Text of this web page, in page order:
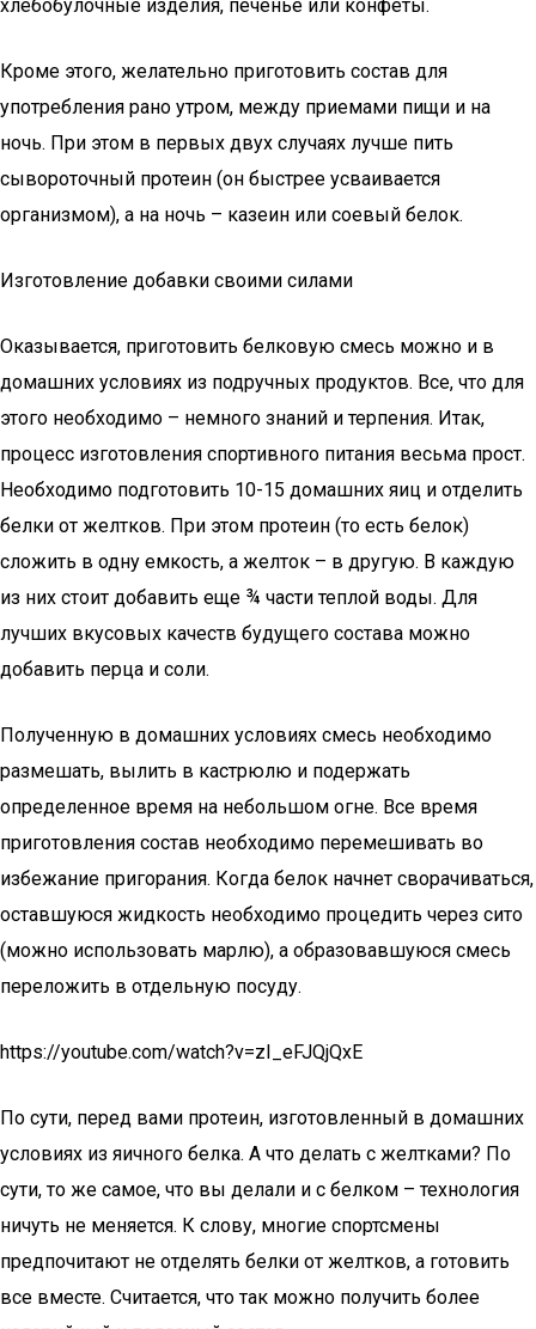
хлебобулочные изделия, печенье или конфеты.
Кроме этого, желательно приготовить состав для
употребления рано утром, между приемами пищи и на
ночь. При этом в первых двух случаях лучше пить
сывороточный протеин (он быстрее усваивается
организмом), а на ночь – казеин или соевый белок.
Изготовление добавки своими силами
Оказывается, приготовить белковую смесь можно и в
домашних условиях из подручных продуктов. Все, что для
этого необходимо – немного знаний и терпения. Итак,
процесс изготовления спортивного питания весьма прост.
Необходимо подготовить 10-15 домашних яиц и отделить
белки от желтков. При этом протеин (то есть белок)
сложить в одну емкость, а желток – в другую. В каждую
из них стоит добавить еще ¾ части теплой воды. Для
лучших вкусовых качеств будущего состава можно
добавить перца и соли.
Полученную в домашних условиях смесь необходимо
размешать, вылить в кастрюлю и подержать
определенное время на небольшом огне. Все время
приготовления состав необходимо перемешивать во
избежание пригорания. Когда белок начнет сворачиваться,
оставшуюся жидкость необходимо процедить через сито
(можно использовать марлю), а образовавшуюся смесь
переложить в отдельную посуду.
https://youtube.com/watch?v=zI_eFJQjQxE
По сути, перед вами протеин, изготовленный в домашних
условиях из яичного белка. А что делать с желтками? По
сути, то же самое, что вы делали и с белком – технология
ничуть не меняется. К слову, многие спортсмены
предпочитают не отделять белки от желтков, а готовить
все вместе. Считается, что так можно получить более